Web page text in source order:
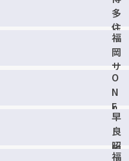
店
ド
ン
・
キ
ホ
ー
テ
福
重
店
多
住
吉
店
福
岡
サ
ン
セ
ル
コ
店
O
N
E
F
U
K
早
良
昭
福